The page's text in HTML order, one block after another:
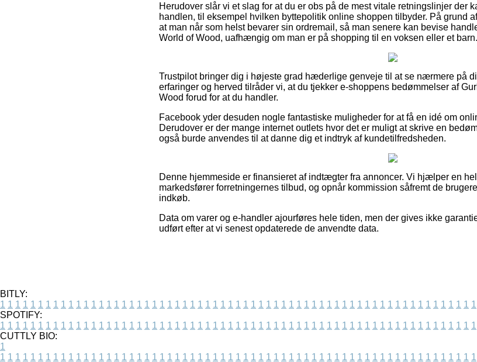
Herudover slår vi et slag for at du er obs på de mest vitale retningslinjer der
handlen, til eksempel hvilken byttepolitik online shoppen tilbyder. På grund
at man når som helst bevarer sin ordremail, så man senere kan bevise
World of Wood, uafhængig om man er på shopping til en voksen eller et barn.
Trustpilot bringer dig i højeste grad hæderlige genveje til at se nærmere på
erfaringer og herved tilråder vi, at du tjekker e-shoppens bedømmelser af
Wood forud for at du handler.
Facebook yder desuden nogle fantastiske muligheder for at få en idé om
Derudover er der mange internet outlets hvor det er muligt at skrive en
også burde anvendes til at danne dig et indtryk af kundetilfredsheden.
Denne hjemmeside er finansieret af indtægter fra annoncer. Vi hjælper en
markedsfører forretningernes tilbud, og opnår kommission såfremt de
indkøb.
Data om varer og e-handler ajourføres hele tiden, men der gives ikke
udført efter at vi senest opdaterede de anvendte data.
BITLY:
1 1 1 1 1 1 1 1 1 1 1 1 1 1 1 1 1 1 1 1 1 1 1 1 1 1 1 1 1 1 1 1 1 1 1 1 1 1 1 1 1 1 1 1 1 1 1 1 1 1 1 1 1 1 1 1 1 1 1 1 1 1 1
SPOTIFY:
1 1 1 1 1 1 1 1 1 1 1 1 1 1 1 1 1 1 1 1 1 1 1 1 1 1 1 1 1 1 1 1 1 1 1 1 1 1 1 1 1 1 1 1 1 1 1 1 1 1 1 1 1 1 1 1 1 1 1 1 1 1 1
CUTTLY BIO:
1
1 1 1 1 1 1 1 1 1 1 1 1 1 1 1 1 1 1 1 1 1 1 1 1 1 1 1 1 1 1 1 1 1 1 1 1 1 1 1 1 1 1 1 1 1 1 1 1 1 1 1 1 1 1 1 1 1 1 1 1 1 1 1